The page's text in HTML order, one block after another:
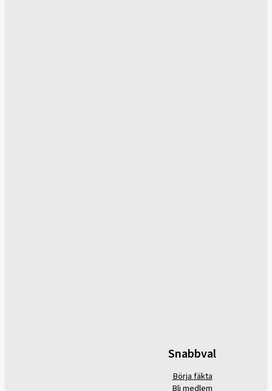
Snabbval
Börja fäkta
Bli medlem